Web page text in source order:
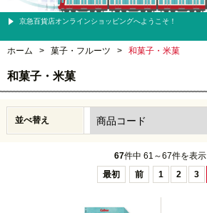
京急百貨店オンラインショッピングへようこそ！
ホーム > 菓子・フルーツ > 和菓子・米菓
和菓子・米菓
並べ替え
67件中 61～67件を表示
最初
前 1 2 3